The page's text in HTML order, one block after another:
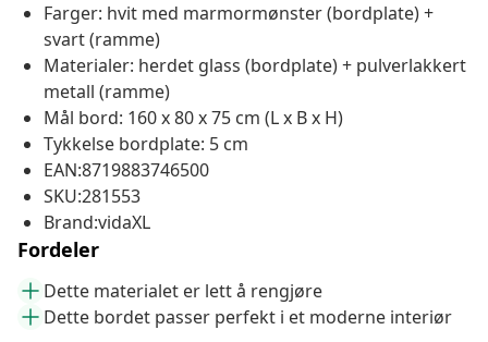
Farger: hvit med marmormønster (bordplate) +
svart (ramme)
Materialer: herdet glass (bordplate) + pulverlakkert
metall (ramme)
Mål bord: 160 x 80 x 75 cm (L x B x H)
Tykkelse bordplate: 5 cm
EAN:8719883746500
SKU:281553
Brand:vidaXL
Fordeler
Dette materialet er lett å rengjøre
Dette bordet passer perfekt i et moderne interiør